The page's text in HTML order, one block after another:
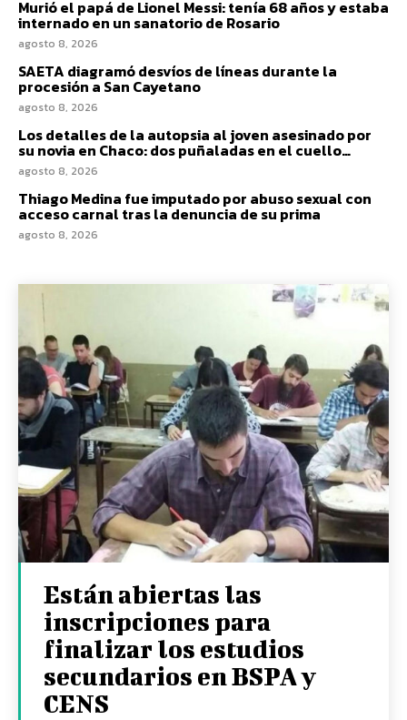
Murió el papá de Lionel Messi: tenía 68 años y estaba
internado en un sanatorio de Rosario
agosto 8, 2026
SAETA diagramó desvíos de líneas durante la
procesión a San Cayetano
agosto 8, 2026
Los detalles de la autopsia al joven asesinado por
su novia en Chaco: dos puñaladas en el cuello…
agosto 8, 2026
Thiago Medina fue imputado por abuso sexual con
acceso carnal tras la denuncia de su prima
agosto 8, 2026
Están abiertas las
inscripciones para
finalizar los estudios
secundarios en BSPA y
CENS